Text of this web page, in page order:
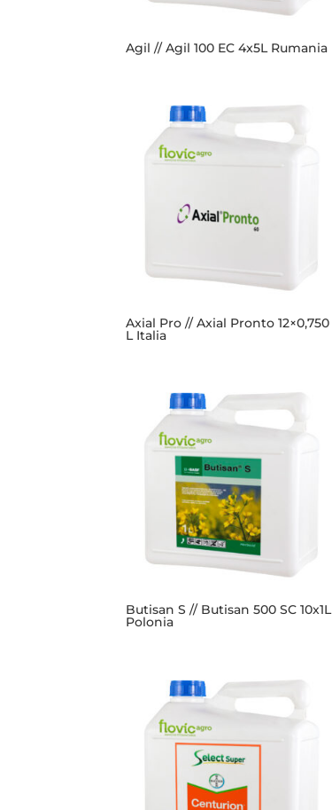
Agil // Agil 100 EC 4x5L Rumania
Axial Pro // Axial Pronto 12×0,750
L Italia
Butisan S // Butisan 500 SC 10x1L
Polonia